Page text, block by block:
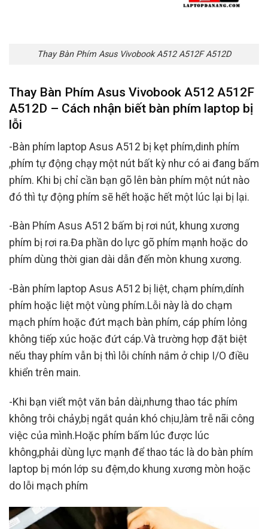
Thay Bàn Phím Asus Vivobook A512 A512F A512D
Thay Bàn Phím Asus Vivobook A512 A512F
A512D – Cách nhận biết bàn phím laptop bị
lỗi
-Bàn phím laptop Asus A512 bị kẹt phím,dinh phím
,phím tự động chạy một nút bất kỳ như có ai đang bấm
phím. Khi bị chỉ cần bạn gõ lên bàn phím một nút nào
đó thì tự động phím sẽ hết hoặc hết một lúc lại bị lại.
-Bàn Phím Asus A512 bấm bị rơi nút, khung xương
phím bị rơi ra.Đa phần do lực gõ phím mạnh hoặc do
phím dùng thời gian dài dẫn đến mòn khung xương.
-Bàn phím laptop Asus A512 bị liệt, chạm phím,dính
phím hoặc liệt một vùng phím.Lỗi này là do chạm
mạch phím hoặc đứt mạch bàn phím, cáp phím lỏng
không tiếp xúc hoặc đứt cáp.Và trường hợp đặt biệt
nếu thay phím vẫn bị thì lỗi chính nắm ở chip I/O điều
khiển trên main.
-Khi bạn viết một văn bản dài,nhưng thao tác phím
không trôi chảy,bị ngắt quản khó chịu,làm trễ nãi công
việc của mình.Hoặc phím bấm lúc được lúc
không,phải dùng lực mạnh để thao tác là do bàn phím
laptop bị món lớp su đệm,do khung xương mòn hoặc
do lỗi mạch phím